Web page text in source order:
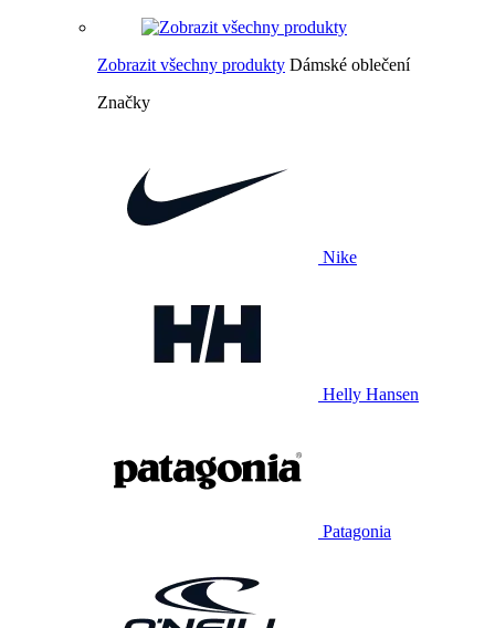
Zobrazit všechny produkty Dámské oblečení
Značky
Nike
Helly Hansen
Patagonia